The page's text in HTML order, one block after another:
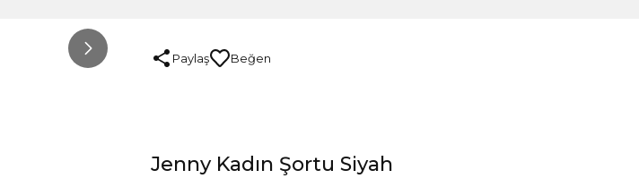
Paylaş
Jenny Kadın Şortu Siyah